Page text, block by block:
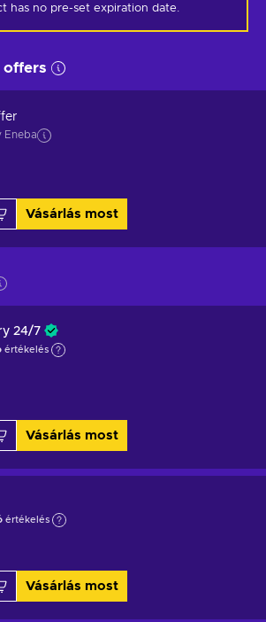
has no pre-set expiration date.
offers
Eneba
Vásárlás most
24/7
értékelés
Vásárlás most
értékelés
Vásárlás most